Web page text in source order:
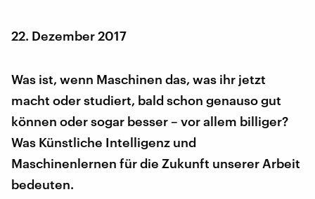
22. Dezember 2017
Was ist, wenn Maschinen das, was ihr jetzt
macht oder studiert, bald schon genauso gut
können oder sogar besser – vor allem billiger?
Was Künstliche Intelligenz und
Maschinenlernen für die Zukunft unserer Arbeit
bedeuten.